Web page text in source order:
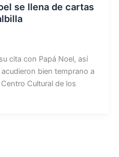
se llena de cartas
cita con Papá Noel, así
bien temprano a
Cultural de los